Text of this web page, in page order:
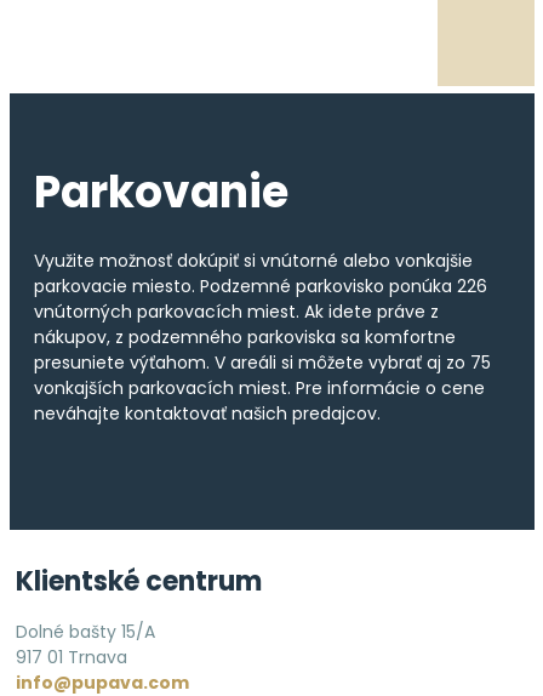
Parkovanie
Využite možnosť dokúpiť si vnútorné alebo vonkajšie
parkovacie miesto. Podzemné parkovisko ponúka 226
vnútorných parkovacích miest. Ak idete práve z
nákupov, z podzemného parkoviska sa komfortne
presuniete výťahom. V areáli si môžete vybrať aj zo 75
vonkajších parkovacích miest. Pre informácie o cene
neváhajte kontaktovať našich predajcov.
Klientské centrum
Dolné bašty 15/A
917 01 Trnava
info@pupava.com